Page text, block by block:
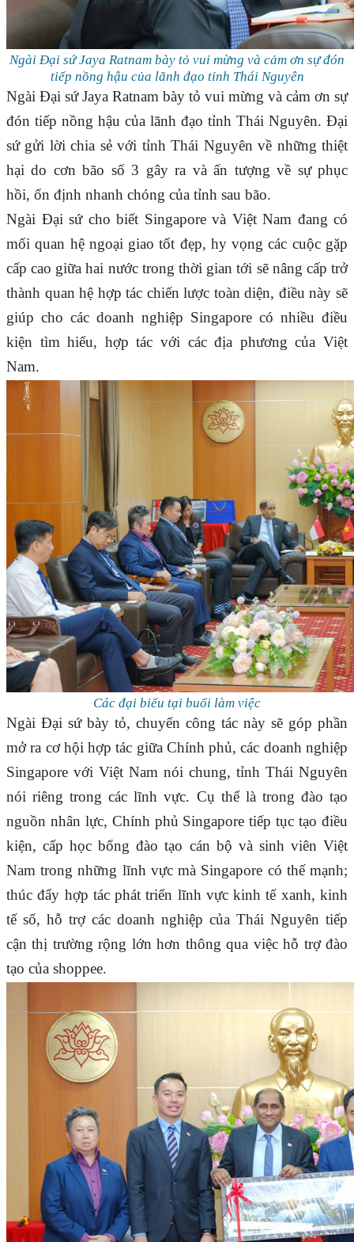
Ngài Đại sứ Jaya Ratnam bày tỏ vui mừng và cảm ơn sự đón
tiếp nồng hậu của lãnh đạo tỉnh Thái Nguyên
Ngài Đại sứ Jaya Ratnam bày tỏ vui mừng và cảm ơn sự
đón tiếp nồng hậu của lãnh đạo tỉnh Thái Nguyên. Đại
sứ gửi lời chia sẻ với tỉnh Thái Nguyên về những thiệt
hại do cơn bão số 3 gây ra và ấn tượng về sự phục
hồi, ổn định nhanh chóng của tỉnh sau bão.
Ngài Đại sứ cho biết Singapore và Việt Nam đang có
mối quan hệ ngoại giao tốt đẹp, hy vọng các cuộc gặp
cấp cao giữa hai nước trong thời gian tới sẽ nâng cấp trở
thành quan hệ hợp tác chiến lược toàn diện, điều này sẽ
giúp cho các doanh nghiệp Singapore có nhiều điều
kiện tìm hiểu, hợp tác với các địa phương của Việt
Nam.
Các đại biểu tại buổi làm việc
Ngài Đại sứ bày tỏ, chuyến công tác này sẽ góp phần
mở ra cơ hội hợp tác giữa Chính phủ, các doanh nghiệp
Singapore với Việt Nam nói chung, tỉnh Thái Nguyên
nói riêng trong các lĩnh vực. Cụ thể là trong đào tạo
nguồn nhân lực, Chính phủ Singapore tiếp tục tạo điều
kiện, cấp học bổng đào tạo cán bộ và sinh viên Việt
Nam trong những lĩnh vực mà Singapore có thế mạnh;
thúc đẩy hợp tác phát triển lĩnh vực kinh tế xanh, kinh
tế số, hỗ trợ các doanh nghiệp của Thái Nguyên tiếp
cận thị trường rộng lớn hơn thông qua việc hỗ trợ đào
tạo của shoppee.